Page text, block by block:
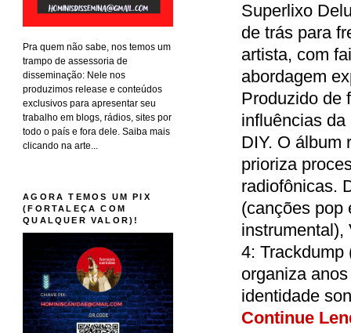
Superlixo
de trás para
artista, com
abordagem
Produzido de
influências
DIY. O álbum
prioriza
radiofônicas.
(canções pop
instrumental),
4: Trackdump
organiza
identidade
Continue
Pra quem não sabe, nos temos um
trampo de assessoria de
disseminação: Nele nos
produzimos release e conteúdos
exclusivos para apresentar seu
trabalho em blogs, rádios, sites por
todo o país e fora dele. Saiba mais
clicando na arte...
AGORA TEMOS UM PIX
(FORTALEÇA COM
QUALQUER VALOR)!